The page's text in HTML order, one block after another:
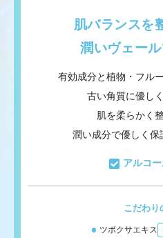
肌バランスを
潤いヴェー
有効成分と植物・フル
古い角質に優し
肌を柔らかく
潤い成分で優しく保
アルコ
こだわり
ツボクサエキス